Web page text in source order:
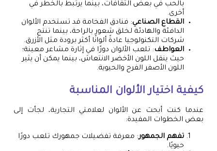
بالحب في بعض الثقافات، بينما يرتبط بالخطر في
أخرى.
القطاع الصناعي: فنادق الفخامة قد تستخدم الألوان
الدافئة والهادئة لخلق شعور بالراحة، بينما تنتج
شركات التكنولوجيا عادةً ألوانًا أكثر برودة مثل الأزرق.
العواطف: تلعب الألوان دورًا في إثارة مشاعر معينة؛
حيث ينقل اللون الأخضر الانتعاش، بينما يمكن أن يثير
اللون الأصفر الفرح والحيوية.
كيفية اختيار الألوان المناسبة
عندما كنت أبحث عن الألوان لعلامتي التجارية، لجأت إلى
بعض الخطوات المفيدة:
تفهم الجمهور: معرفة تفضيلات جمهورك تلعب دورًا
حيويًا.